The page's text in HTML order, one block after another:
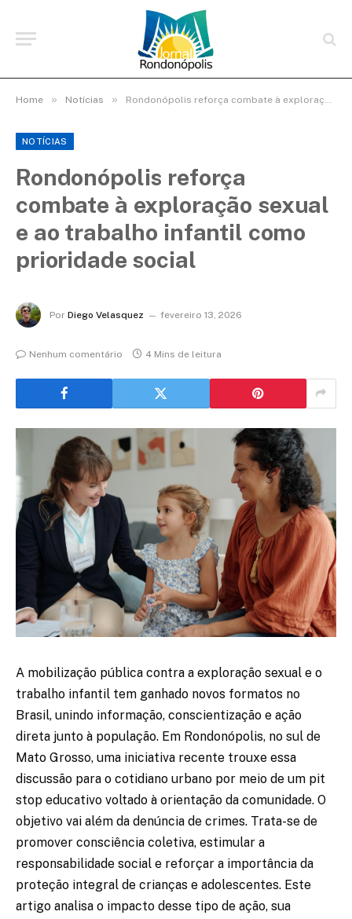
Home » Notícias » Rondonópolis reforça combate à exploração sexual e ao trabalho infantil como prioridade social
NOTÍCIAS
Rondonópolis reforça
combate à exploração sexual
e ao trabalho infantil como
prioridade social
Por Diego Velasquez fevereiro 13, 2026
Nenhum comentário 4 Mins de leitura
A mobilização pública contra a exploração sexual e o
trabalho infantil tem ganhado novos formatos no
Brasil, unindo informação, conscientização e ação
direta junto à população. Em Rondonópolis, no sul de
Mato Grosso, uma iniciativa recente trouxe essa
discussão para o cotidiano urbano por meio de um pit
stop educativo voltado à orientação da comunidade. O
objetivo vai além da denúncia de crimes. Trata-se de
promover consciência coletiva, estimular a
responsabilidade social e reforçar a importância da
proteção integral de crianças e adolescentes. Este
artigo analisa o impacto desse tipo de ação, sua